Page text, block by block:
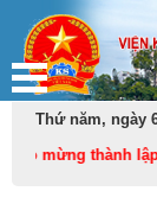
Thứ năm, ngày
thành lập